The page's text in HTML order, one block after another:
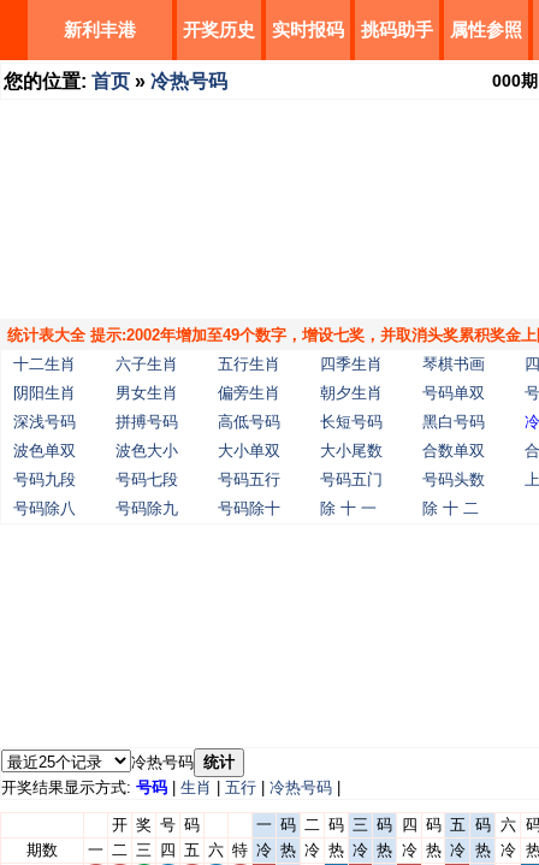
新利丰港 开奖历史 实时报码 挑码助手 属性参照
您的位置: 首页 » 冷热号码 000期
统计表大全 提示:2002年增加至49个数字，增设七奖，并取消头奖累积奖金
十二生肖
六子生肖 五行生肖 四季生肖 琴棋书画
阴阳生肖
男女生肖 偏旁生肖 朝夕生肖 号码单双
深浅号码
拼搏号码 高低号码 长短号码 黑白号码
波色单双
波色大小 大小单双 大小尾数 合数单双
号码九段
号码七段 号码五行 号码五门 号码头数
号码除八
号码除九 号码除十 除 十 一 除 十 二
冷热号码 统计
开奖结果显示方式: 号码 生肖 五行 冷热号码
开 奖 号 码 一 码 二 码 三 码 四 码 五 码 六
期数
一 二 三 四 五 六 特 冷 热 冷 热 冷 热 冷 热 冷 热 冷